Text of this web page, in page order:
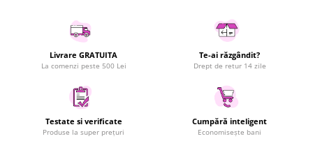
Aparate Frigorifice
Aparate Racire Aer
Aragaze si cuptoare cu microunde
Climatizare & sisteme de incalzire
Electrocasnice pentru Bucatarie
Fiare de calcat si masini de cusut
Livrare GRATUITA
La comenzi peste 500 Lei
Te-ai răzgândit?
Drept de retur 14 zile
Testate si verificate
Produse la super prețuri
Cumpără inteligent
Economisește bani